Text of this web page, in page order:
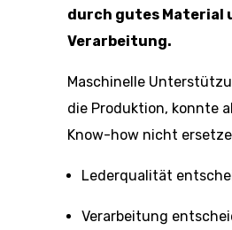
durch gutes Material
Verarbeitung.
Maschinelle
die Produktion, konnte
Know-how nicht
Lederqualität
Verarbeitung